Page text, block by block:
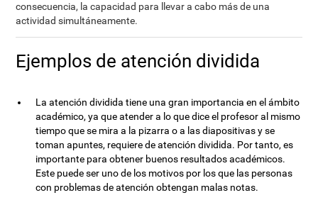
consecuencia, la capacidad para llevar a cabo más de una
actividad simultáneamente.
Ejemplos de atención dividida
La atención dividida tiene una gran importancia en el ámbito
académico, ya que atender a lo que dice el profesor al mismo
tiempo que se mira a la pizarra o a las diapositivas y se
toman apuntes, requiere de atención dividida. Por tanto, es
importante para obtener buenos resultados académicos.
Este puede ser uno de los motivos por los que las personas
con problemas de atención obtengan malas notas.